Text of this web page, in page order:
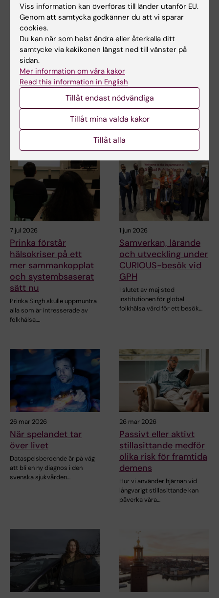
Beroendeforskning Folkhälsovetenskap
Uppdaterad av:
Anne Hammarskjöld
Relaterade artiklar
7 jul 2026
Prinka förstår
hälsokriser på ett
mer sammankopplat
och systembsaserat
sätt nu
Prinka Singh skulle uppmuntra
alla som är intresserade av
folkhälsa,…
1 jun 2026
Samverkan, lärande
och utveckling under
CURIOUS-besök vid
GPH
I slutet av maj stod
institutionen för global
folkhälsa värd för ett besök…
26 mar 2026
När spelandet tar
över livet
Dataspelsberoende är på väg
att bli en ny diagnos i den
svenska sjukvården…
26 mar 2026
Passivt eller aktivt
stillasittande medför
olika risk för framtida
demens
Hur vi använder hjärnan vid
långvarigt stillasittande kan
påverka våra…
Viss information kan överföras till länder utanför EU.
Genom att samtycka godkänner du att vi sparar
cookies.
Du kan när som helst ändra eller återkalla ditt
samtycke via kakikonen längst ned till vänster på
sidan.
Mer information om våra kakor
Read this information in English
Tillåt endast nödvändiga
Tillåt mina valda kakor
Tillåt alla